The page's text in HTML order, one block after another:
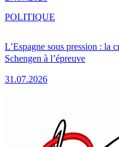
L’Espagne sous pression : la
Schengen à l’épreuve
31.07.2026
POLITIQUE